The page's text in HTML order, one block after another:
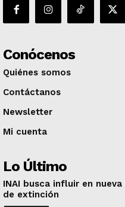
Conócenos
Quiénes somos
Contáctanos
Newsletter
Mi cuenta
Lo Último
INAI busca influir en
de extinción